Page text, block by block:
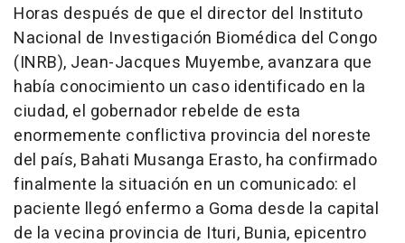
Horas después de que el director del Instituto
Nacional de Investigación Biomédica del Congo
(INRB), Jean-Jacques Muyembe, avanzara que
había conocimiento un caso identificado en la
ciudad, el gobernador rebelde de esta
enormemente conflictiva provincia del noreste
del país, Bahati Musanga Erasto, ha confirmado
finalmente la situación en un comunicado: el
paciente llegó enfermo a Goma desde la capital
de la vecina provincia de Ituri, Bunia, epicentro